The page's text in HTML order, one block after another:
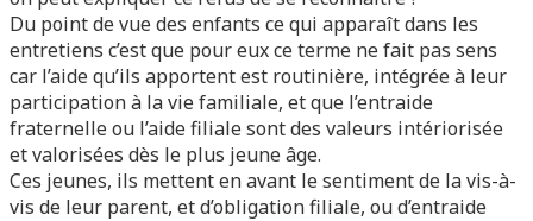
Du point de vue des enfants ce qui apparaît dans les
entretiens c’est que pour eux ce terme ne fait pas sens
car l’aide qu’ils apportent est routinière, intégrée à leur
participation à la vie familiale, et que l’entraide
fraternelle ou l’aide filiale sont des valeurs intériorisée
et valorisées dès le plus jeune âge.
Ces jeunes, ils mettent en avant le sentiment de la vis-à-
vis de leur parent, et d’obligation filiale, ou d’entraide